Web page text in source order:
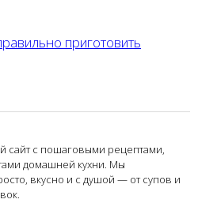
приготовить
сайт с пошаговыми рецептами,
домашней кухни. Мы
вкусно и с душой — от супов и